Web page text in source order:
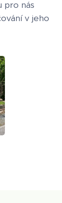
pro nás
v jeho